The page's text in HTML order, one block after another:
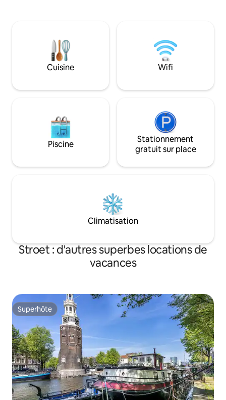
solaires. Terrasse : 2 chaises longues et
un ensemble
voiture et les
randonnée/vélo
Cuisine Wifi
Piscine
Stationnement
gratuit sur place
Climatisation
Stroet : d'autres superbes locations de
vacances
Superhôte
Superhôte